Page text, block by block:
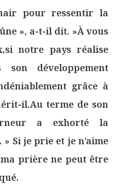
pour ressentir la
», a-t-il dit. »À vous
notre pays réalise
développement
grâce à
il.Au terme de son
a exhorté la
Si je prie et je n’aime
prière ne peut être